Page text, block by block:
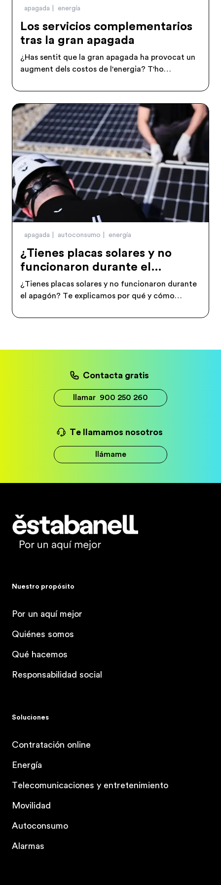
apagada energía
Los servicios complementarios
tras la gran apagada
¿Has sentit que la gran apagada ha provocat un
augment dels costos de l'energia? T'ho
apagada autoconsumo energía
¿Tienes placas solares y no
funcionaron durante el
apagón?
¿Tienes placas solares y no funcionaron durante
el apagón? Te explicamos por qué y cómo
Contacta gratis
llamar 900 250 260
Te llamamos nosotros
llámame
Estabanell
Nuestro propósito
Por un aquí mejor
Quiénes somos
Qué hacemos
Responsabilidad social
Soluciones
Contratación online
Energía
Telecomunicaciones y entretenimiento
Movilidad
Autoconsumo
Alarmas